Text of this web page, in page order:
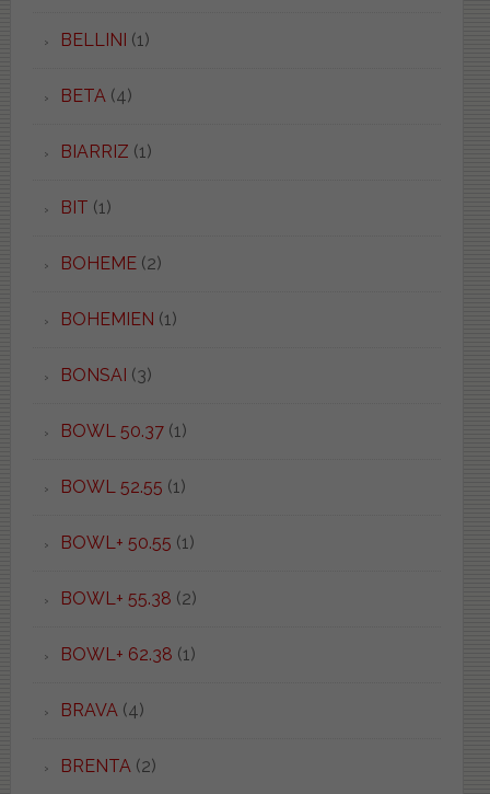
BELLINI (1)
BETA (4)
BIARRIZ (1)
BIT (1)
BOHEME(2)
BOHEMIEN (1)
BONSAI (3)
BOWL 50.37(1)
BOWL 52.55 (1)
BOWL+ 50.55 (1)
BOWL+ 55.38 (2)
BOWL+ 62.38 (1)
BRAVA (4)
BRENTA (2)